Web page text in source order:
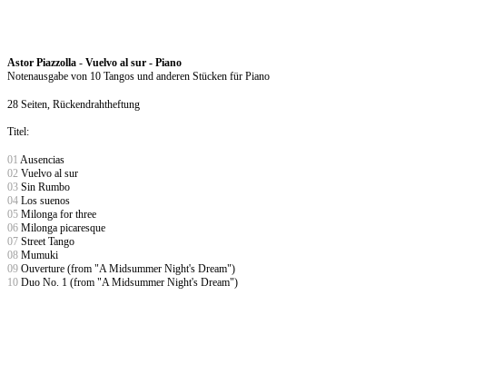
Astor Piazzolla - Vuelvo al sur - Piano
Notenausgabe von 10 Tangos und anderen Stücken für Piano
28 Seiten, Rückendrahtheftung
Titel:
01 Ausencias
02 Vuelvo al sur
03 Sin Rumbo
04 Los suenos
05 Milonga for three
06 Milonga picaresque
07 Street Tango
08 Mumuki
09 Ouverture (from "A Midsummer Night's Dream")
10 Duo No. 1 (from "A Midsummer Night's Dream")